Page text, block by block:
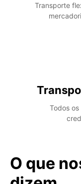
Transporte
Todos
O que